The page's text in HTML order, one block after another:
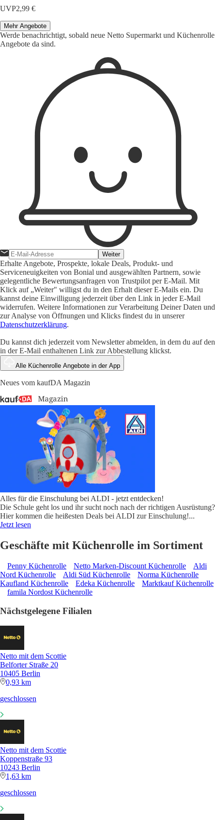
UVP2,99 €
Mehr Angebote
Werde benachrichtigt, sobald neue Netto Supermarkt und Küchenrolle
Angebote da sind.
Weiter
Erhalte Angebote, Prospekte, lokale Deals, Produkt- und
Serviceneuigkeiten von Bonial und ausgewählten Partnern, sowie
gelegentliche Bewertungsanfragen von Trustpilot per E-Mail. Mit
Klick auf „Weiter" willigst du in den Erhalt dieser E-Mails ein. Du
kannst deine Einwilligung jederzeit über den Link in jeder E-Mail
widerrufen. Weitere Informationen zur Verarbeitung Deiner Daten und
zur Analyse von Öffnungen und Klicks findest du in unserer
Datenschutzerklärung.
Du kannst dich jederzeit vom Newsletter abmelden, in dem du auf den
in der E-Mail enthaltenen Link zur Abbestellung klickst.
Alle Küchenrolle Angebote in der App
Neues vom kaufDA Magazin
Alles für die Einschulung bei ALDI - jetzt entdecken!
Die Schule geht los und ihr sucht noch nach der richtigen Ausrüstung?
Hier kommen die heißesten Deals bei ALDI zur Einschulung!...
Jetzt lesen
Geschäfte mit Küchenrolle im Sortiment
Penny Küchenrolle Netto Marken-Discount Küchenrolle
Aldi
Nord Küchenrolle
Aldi Süd Küchenrolle
Norma Küchenrolle
Kaufland Küchenrolle
Edeka Küchenrolle
Marktkauf Küchenrolle
famila Nordost Küchenrolle
Nächstgelegene Filialen
Netto mit dem Scottie
Belforter Straße 20
10405 Berlin
0,93 km
geschlossen
Netto mit dem Scottie
Koppenstraße 93
10243 Berlin
1,63 km
geschlossen